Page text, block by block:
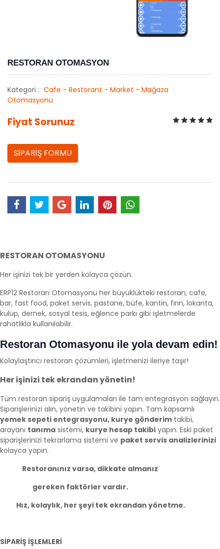
RESTORAN OTOMASYON
Kategori : Cafe - Restorant - Market - Mağaza
Otomasyonu
Fiyat Sorunuz
SİPARİŞ FORMU
RESTORAN OTOMASYONU
Her işinizi tek bir yerden kolayca çözün.
ERP12 Restoran Otomasyonu her büyüklükteki restoran, cafe,
bar, fast food, paket servis, pastane, büfe, kantin, fırın, lokanta,
kulüp, dernek, sosyal tesis, eğlence parkı gibi işletmelerde
rahatlıkla kullanılabilir.
Restoran Otomasyonu ile yola devam edin!
Kolaylaştırıcı restoran çözümleri, işletmenizi ileriye taşır!
Her işinizi tek ekrandan yönetin!
Tüm restoran sipariş uygulamaları ile tam entegrasyon sağlayın.
Siparişlerinizi alın, yönetin ve takibini yapın. Tam kapsamlı
yemek sepeti entegrasyonu, kurye gönderim takibi,
arayanı tanıma sistemi, kurye hesap takibi yapın. Eski paket
siparişlerinizi tekrarlama sistemi ve paket servis analizlerinizi
kolayca yapın.
Restoranınız varsa, dikkate almanız
gereken faktörler vardır.
Hız, kolaylık, her şeyi tek ekrandan yönetme.
SİPARİŞ İŞLEMLERİ